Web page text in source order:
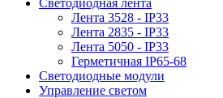
Светодиодная лента
Лента 3528 - IP33
Лента 2835 - IP33
Лента 5050 - IP33
Герметичная IP65-68
Светодиодные модули
Управление светом